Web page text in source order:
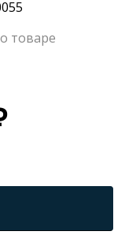
о товаре